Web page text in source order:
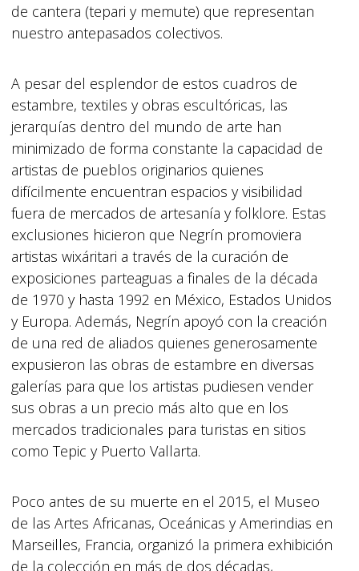
de cantera (tepari y memute) que representan
nuestro antepasados colectivos.
A pesar del esplendor de estos cuadros de
estambre, textiles y obras escultóricas, las
jerarquías dentro del mundo de arte han
minimizado de forma constante la capacidad de
artistas de pueblos originarios quienes
difícilmente encuentran espacios y visibilidad
fuera de mercados de artesanía y folklore. Estas
exclusiones hicieron que Negrín promoviera
artistas wixáritari a través de la curación de
exposiciones parteaguas a finales de la década
de 1970 y hasta 1992 en México, Estados Unidos
y Europa. Además, Negrín apoyó con la creación
de una red de aliados quienes generosamente
expusieron las obras de estambre en diversas
galerías para que los artistas pudiesen vender
sus obras a un precio más alto que en los
mercados tradicionales para turistas en sitios
como Tepic y Puerto Vallarta.
Poco antes de su muerte en el 2015, el Museo
de las Artes Africanas, Oceánicas y Amerindias en
Marseilles, Francia, organizó la primera exhibición
de la colección en más de dos décadas,